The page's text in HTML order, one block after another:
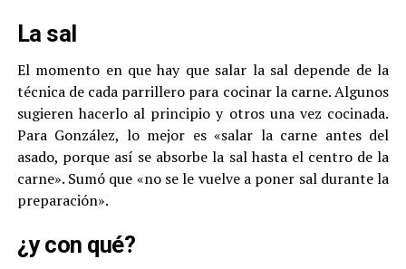
La sal
El momento en que hay que salar la sal depende de la
técnica de cada parrillero para cocinar la carne. Algunos
sugieren hacerlo al principio y otros una vez cocinada.
Para González, lo mejor es «salar la carne antes del
asado, porque así se absorbe la sal hasta el centro de la
carne». Sumó que «no se le vuelve a poner sal durante la
preparación».
¿y con qué?